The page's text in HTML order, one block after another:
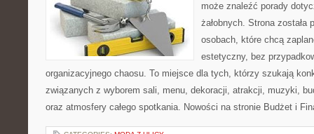
może znaleźć porady
żałobnych. Strona została
osobach, które chcą
estetyczny, bez
organizacyjnego chaosu. To miejsce dla tych, którzy szukają
związanych z wyborem sali, menu, dekoracji, atrakcji, muzyki,
oraz atmosfery całego spotkania. Nowości na stronie Budżet i